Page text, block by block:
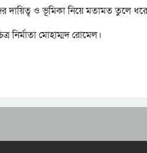
দায়িত্ব ও ভূমিকা নিয়ে মতামত তুলে
মোহাম্মদ রোমেল।